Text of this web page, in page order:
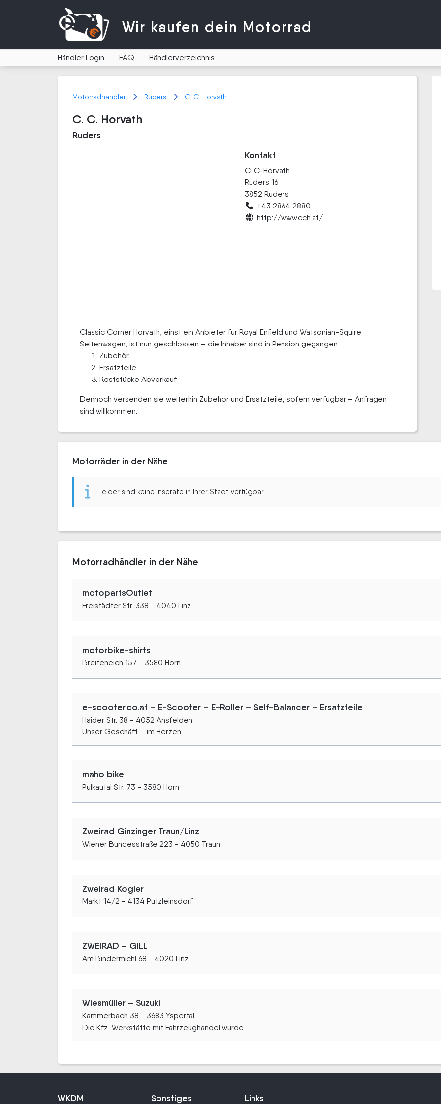
Wir kaufen dein Motorrad
Händler Login FAQ Händlerverzeichnis
Motorradhändler Ruders C. C. Horvath
C. C. Horvath
Ruders
Kontakt
C. C. Horvath
Ruders 16
3852 Ruders
+43 2864 2880
http://www.cch.at/
Classic Corner Horvath, einst ein Anbieter für Royal Enfield und Watsonian-Squire
Seitenwagen, ist nun geschlossen – die Inhaber sind in Pension gegangen.
Zubehör
Ersatzteile
Reststücke Abverkauf
Dennoch versenden sie weiterhin Zubehör und Ersatzteile, sofern verfügbar – Anfragen
sind willkommen.
Motorräder in der Nähe
Leider sind keine Inserate in Ihrer Stadt verfügbar
Motorradhändler in der Nähe
motopartsOutlet
Freistädter Str. 338 - 4040 Linz
motorbike-shirts
Breiteneich 157 - 3580 Horn
e-scooter.co.at – E-Scooter – E-Roller – Self-Balancer – Ersatzteile
Haider Str. 38 - 4052 Ansfelden
Unser Geschäft – im Herzen...
maho bike
Pulkautal Str. 73 - 3580 Horn
Zweirad Ginzinger Traun/Linz
Wiener Bundesstraße 223 - 4050 Traun
Zweirad Kogler
Markt 14/2 - 4134 Putzleinsdorf
ZWEIRAD – GILL
Am Bindermichl 68 - 4020 Linz
Wiesmüller – Suzuki
Kammerbach 38 - 3683 Yspertal
Die Kfz-Werkstätte mit Fahrzeughandel wurde...
WKDM Sonstiges Links